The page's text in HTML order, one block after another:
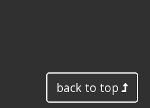
back to top